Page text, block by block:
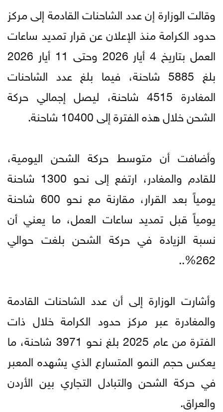
وقالت الوزارة إن عدد الشاحنات القادمة إلى مركز
حدود الكرامة منذ الإعلان عن قرار تمديد ساعات
العمل بتاريخ 4 أيار 2026 وحتى 11 أيار 2026
بلغ 5885 شاحنة، فيما بلغ عدد الشاحنات
المغادرة 4515 شاحنة، ليصل إجمالي حركة
الشحن خلال هذه الفترة إلى 10400 شاحنة.
وأضافت أن متوسط حركة الشحن اليومية،
للقادم والمغادر، ارتفع إلى نحو 1300 شاحنة
يومياً بعد القرار، مقارنة مع نحو 600 شاحنة
يومياً قبل تمديد ساعات العمل، ما يعني أن
نسبة الزيادة في حركة الشحن بلغت حوالي
262%..
وأشارت الوزارة إلى أن عدد الشاحنات القادمة
والمغادرة عبر مركز حدود الكرامة خلال ذات
الفترة من عام 2025 بلغ نحو 3971 شاحنة، ما
يعكس حجم النمو المتسارع الذي يشهده المعبر
في حركة الشحن والتبادل التجاري بين الأردن
والعراق.